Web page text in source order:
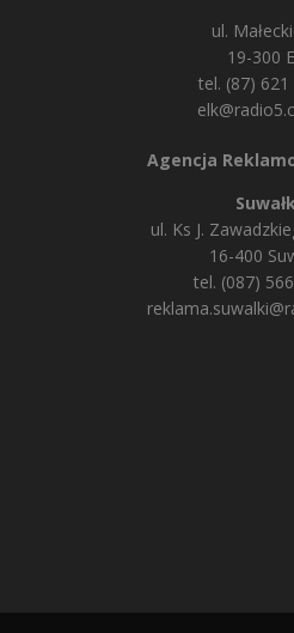
ul.
19-300
tel. (87) 621
Agencja
ul. Ks J.
16-400
tel. (087)